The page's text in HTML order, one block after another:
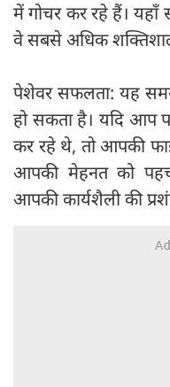
में गोचर कर रहे हैं। यहाँ
वे सबसे अधिक
पेशेवर सफलता: यह
हो सकता है। यदि आप
कर रहे थे, तो आपकी
आपकी मेहनत को
आपकी कार्यशैली की